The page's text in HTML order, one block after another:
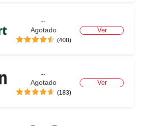
--
Agotado
(408)
Ver
--
Agotado
(183)
Ver